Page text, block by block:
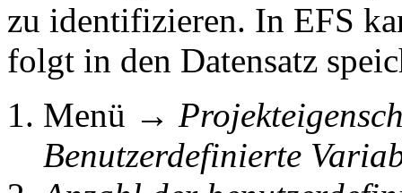
zu identifizieren. In EFS
folgt in den Datensatz
Menü →
Benutzerdefinierte